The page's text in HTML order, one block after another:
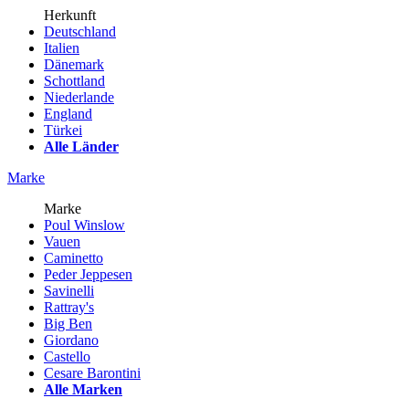
Herkunft
Deutschland
Italien
Dänemark
Schottland
Niederlande
England
Türkei
Alle Länder
Marke
Marke
Poul Winslow
Vauen
Caminetto
Peder Jeppesen
Savinelli
Rattray's
Big Ben
Giordano
Castello
Cesare Barontini
Alle Marken